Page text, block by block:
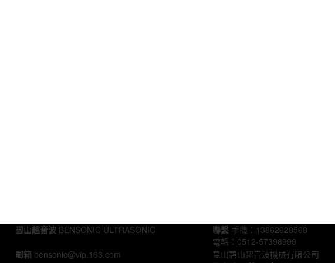
碧山超音波 BENSONIC ULTRASONIC 聯繫 手機：13862628568
電話：0512-57398999
郵箱 bensonic@vip.163.com
昆山碧山超音波機械有限公司